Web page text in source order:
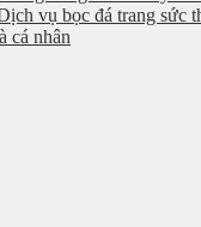
vụ bọc đá trang sức
cá nhân